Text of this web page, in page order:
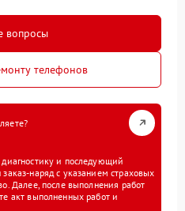
вопросы
телефонов
и последующий
наряд с указанием страховых
Далее, после выполнения работ
акт выполненных работ и